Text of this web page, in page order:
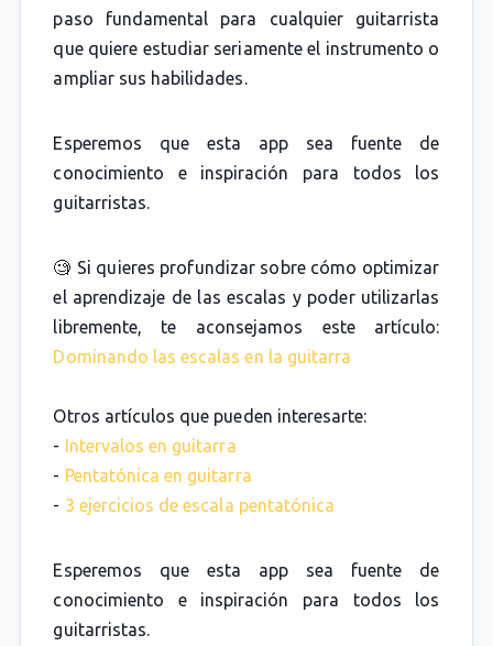
paso fundamental para cualquier guitarrista
que quiere estudiar seriamente el instrumento o
ampliar sus habilidades.
Esperemos que esta app sea fuente de
conocimiento e inspiración para todos los
guitarristas.
🧐 Si quieres profundizar sobre cómo optimizar
el aprendizaje de las escalas y poder utilizarlas
libremente, te aconsejamos este artículo:
Dominando las escalas en la guitarra
Otros artículos que pueden interesarte:
- Intervalos en guitarra
- Pentatónica en guitarra
- 3 ejercicios de escala pentatónica
Esperemos que esta app sea fuente de
conocimiento e inspiración para todos los
guitarristas.